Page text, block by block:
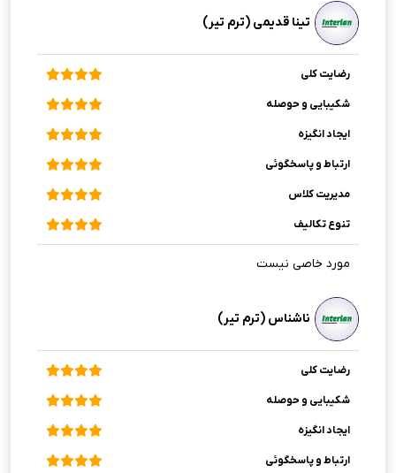
تینا قدیمی (ترم تیر)
رضایت کلی
شکیبایی و حوصله
ایجاد انگیزه
ارتباط و پاسخگوئی
مدیریت کلاس
تنوع تکالیف
مورد خاصی نیست
ناشناس (ترم تیر)
رضایت کلی
شکیبایی و حوصله
ایجاد انگیزه
ارتباط و پاسخگوئی